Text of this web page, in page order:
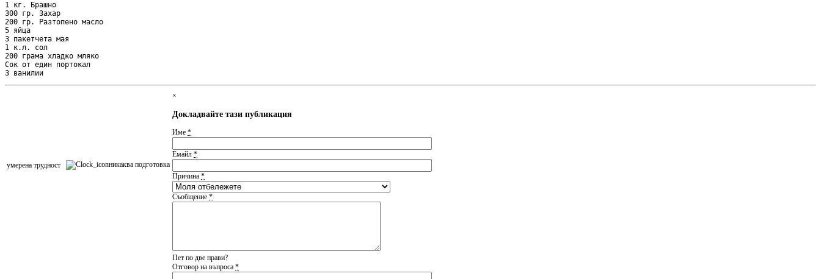
1 кг. Брашно
300 гр. Захар
200 гр. Разтопено масло
5 яйца
3 пакетчета мая
1 к.л. сол
200 грама хладко мляко
Сок от един портокал
3 ванилии
умеренa трудност никаква подготовка
×
Докладвайте тази публикация
Име *
Емайл *
Причина *
Съобщение *
Пет по две прави?
Отговор на въпроса *